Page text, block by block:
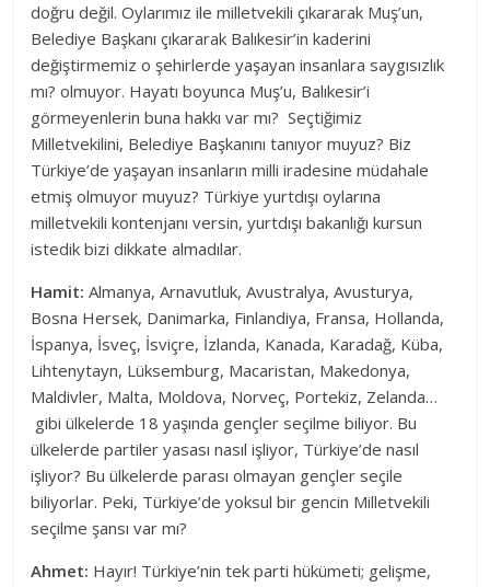
doğru değil. Oylarımız ile milletvekili çıkararak Muş’un,
Belediye Başkanı çıkararak Balıkesir’in kaderini
değiştirmemiz o şehirlerde yaşayan insanlara saygısızlık
mı? olmuyor. Hayatı boyunca Muş’u, Balıkesir’i
görmeyenlerin buna hakkı var mı? Seçtiğimiz
Milletvekilini, Belediye Başkanını tanıyor muyuz? Biz
Türkiye’de yaşayan insanların milli iradesine müdahale
etmiş olmuyor muyuz? Türkiye yurtdışı oylarına
milletvekili kontenjanı versin, yurtdışı bakanlığı kursun
istedik bizi dikkate almadılar.
Hamit: Almanya, Arnavutluk, Avustralya, Avusturya,
Bosna Hersek, Danimarka, Finlandiya, Fransa, Hollanda,
İspanya, İsveç, İsviçre, İzlanda, Kanada, Karadağ, Küba,
Lihtenytayn, Lüksemburg, Macaristan, Makedonya,
Maldivler, Malta, Moldova, Norveç, Portekiz, Zelanda…
gibi ülkelerde 18 yaşında gençler seçilme biliyor. Bu
ülkelerde partiler yasası nasıl işliyor, Türkiye’de nasıl
işliyor? Bu ülkelerde parası olmayan gençler seçile
biliyorlar. Peki, Türkiye’de yoksul bir gencin Milletvekili
seçilme şansı var mı?
Ahmet: Hayır! Türkiye’nin tek parti hükümeti; gelişme,